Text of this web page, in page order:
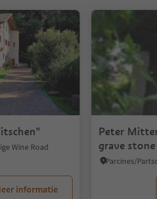
Wine Road
informatie
Peter
grave stone